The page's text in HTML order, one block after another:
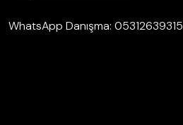
WhatsApp Danışma: 05312639315